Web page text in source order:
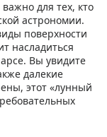
для тех, кто
астрономии.
поверхности
насладиться
Вы увидите
далекие
этот «лунный